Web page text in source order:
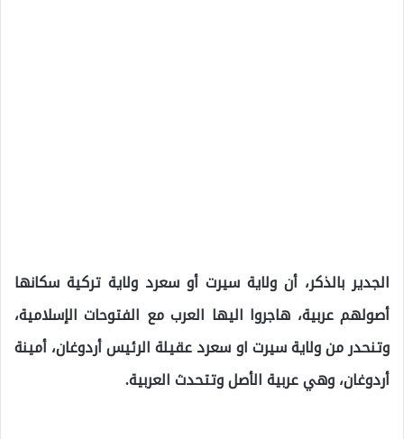
الجدير بالذكر، أن ولاية سيرت أو سعرد ولاية تركية سكانها
أصولهم عربية، هاجروا اليها العرب مع الفتوحات الإسلامية،
وتنحدر من ولاية سيرت او سعرد عقيلة الرئيس أردوغان، أمينة
أردوغان، وهي عربية الأصل وتتحدث العربية.